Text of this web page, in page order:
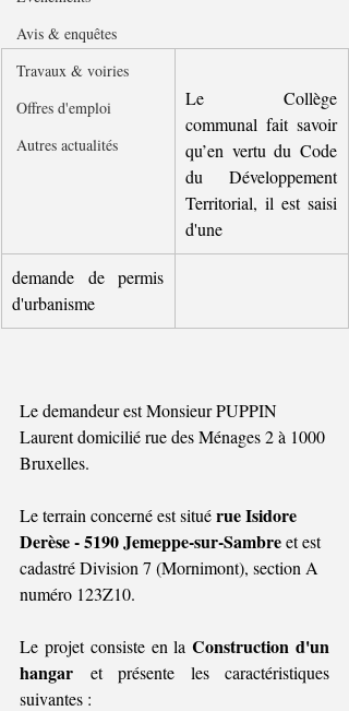
Avis & enquêtes
Travaux & voiries
Offres d'emploi
Autres actualités
Le Collège
communal fait savoir
qu’en vertu du Code
du Développement
Territorial, il est saisi
d'une
demande de permis
d'urbanisme
Le demandeur est Monsieur PUPPIN
Laurent domicilié rue des Ménages 2 à 1000
Bruxelles.
Le terrain concerné est situé rue Isidore
Derèse - 5190 Jemeppe-sur-Sambre et est
cadastré Division 7 (Mornimont), section A
numéro 123Z10.
Le projet consiste en la Construction d'un
hangar et présente les caractéristiques
suivantes :